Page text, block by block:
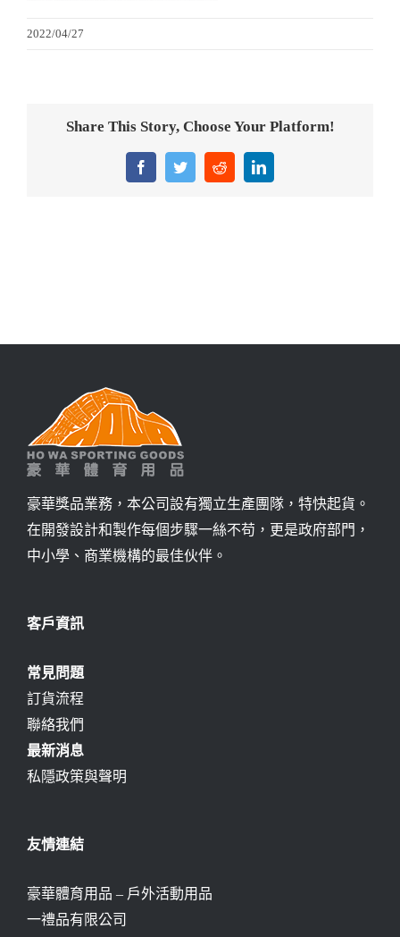
旗幟
獎牌
醫務所/ 畢業證書
2022/04/27
Share This Story, Choose Your Platform!
FacebookTwitterRedditLinkedIn
豪華獎品業務，本公司設有獨立生產團隊，特快起貨。
在開發設計和製作每個步驟一絲不苟，更是政府部門，
中小學、商業機構的最佳伙伴。
客戶資訊
常見問題
訂貨流程
聯絡我們
最新消息
私隱政策與聲明
友情連結
豪華體育用品 – 戶外活動用品
一禮品有限公司